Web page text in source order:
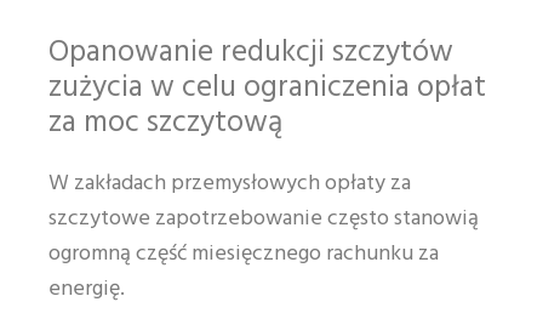
Opanowanie redukcji szczytów
zużycia w celu ograniczenia opłat
za moc szczytową
W zakładach przemysłowych opłaty za
szczytowe zapotrzebowanie często stanowią
ogromną część miesięcznego rachunku za
energię.